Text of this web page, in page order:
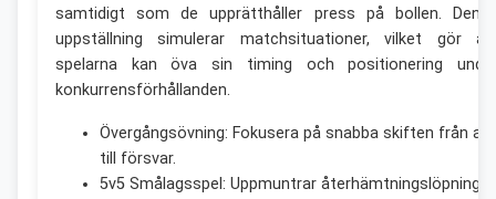
samtidigt som de upprätthåller press på bollen.
uppställning simulerar matchsituationer, vilket gör
spelarna kan öva sin timing och positionering
konkurrensförhållanden.
Övergångsövning: Fokusera på snabba skiften från
till försvar.
5v5 Smålagsspel: Uppmuntrar återhämtningslöpningar